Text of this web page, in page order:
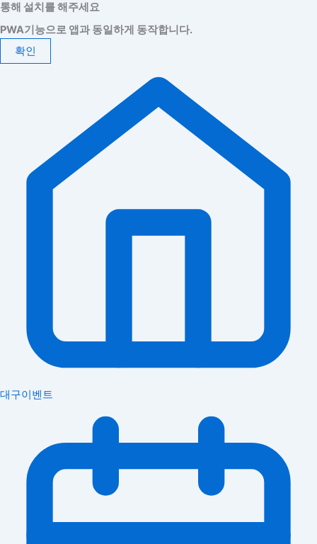
통해 설치를 해주세요
PWA기능으로 앱과 동일하게 동작합니다.
확인
대구이벤트